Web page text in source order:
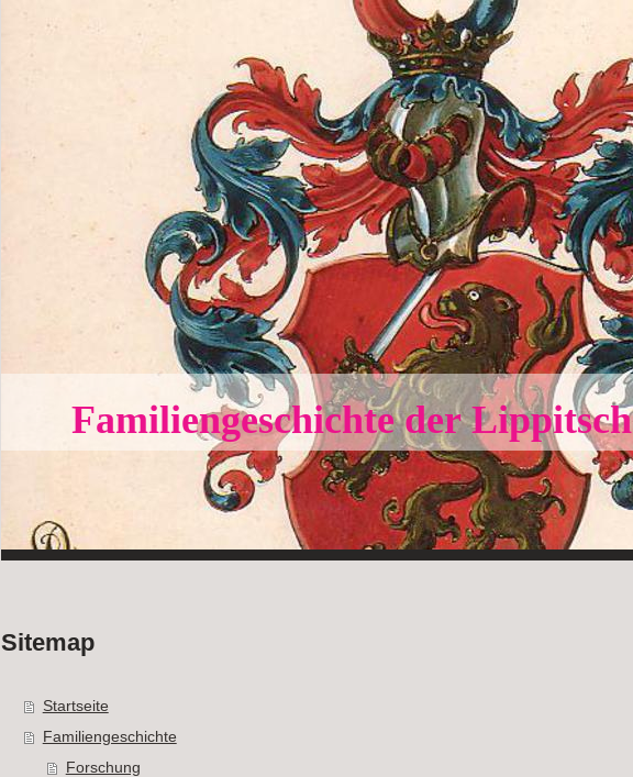
Familiengeschichte der Lippitsch
Sitemap
Startseite
Familiengeschichte
Forschung